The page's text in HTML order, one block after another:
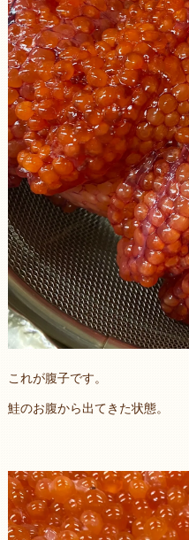
これが腹子です。
鮭のお腹から出てきた状態。